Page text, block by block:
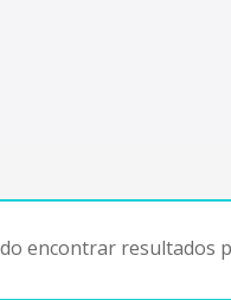
encontrar resultados